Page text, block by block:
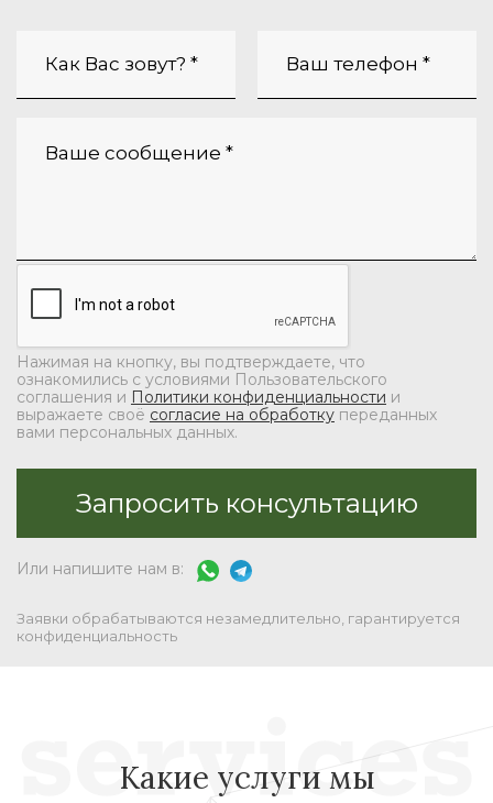
Нажимая на кнопку, вы подтверждаете, что
ознакомились с условиями Пользовательского
соглашения и Политики конфиденциальности и
выражаете своё согласие на обработкупереданных
вами персональных данных.
Или напишите нам в:
Заявки обрабатываются незамедлительно, гарантируется
конфиденциальность
Какие услуги мы